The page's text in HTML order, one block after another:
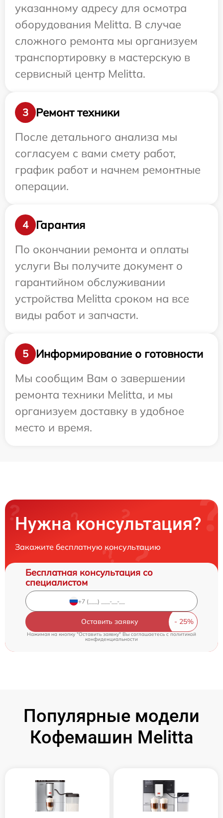
указанному адресу для осмотра
оборудования Melitta. В случае
сложного ремонта мы организуем
транспортировку в мастерскую в
сервисный центр Melitta.
3
Ремонт техники
После детального анализа мы
согласуем с вами смету работ,
график работ и начнем ремонтные
операции.
4
Гарантия
По окончании ремонта и оплаты
услуги Вы получите документ о
гарантийном обслуживании
устройства Melitta сроком на все
виды работ и запчасти.
5
Информирование о готовности
Мы сообщим Вам о завершении
ремонта техники Melitta, и мы
организуем доставку в удобное
место и время.
Нужна консультация?
Закажите бесплатную консультацию
Бесплатная консультация со
специалистом
Оставить заявку
Нажимая на кнопку "Оставить заявку" Вы соглашаетесь cполитикой
конфиденциальности
Популярные модели
Кофемашин Melitta